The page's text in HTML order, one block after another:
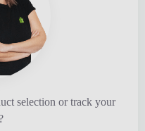
selection or track your